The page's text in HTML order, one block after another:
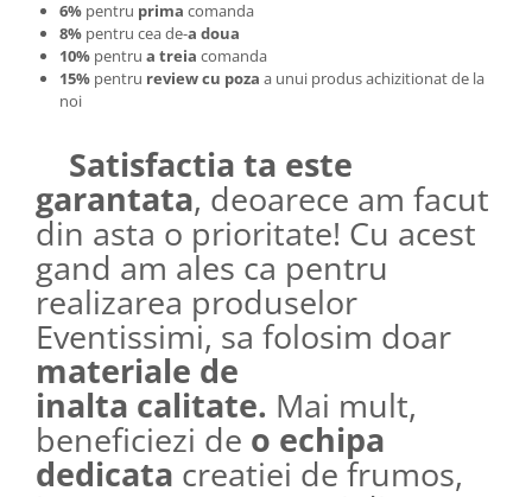
6% pentru prima comanda
8% pentru cea de-a doua
10% pentru a treia comanda
15% pentru review cu poza a unui produs achizitionat de la
noi
Satisfactia ta este
garantata, deoarece am facut
din asta o prioritate! Cu acest
gand am ales ca pentru
realizarea produselor
Eventissimi, sa folosim doar
materiale de
inalta calitate. Mai mult,
beneficiezi de o echipa
dedicata creatiei de frumos,